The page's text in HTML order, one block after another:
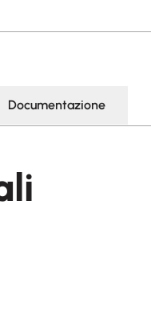
Documentazione